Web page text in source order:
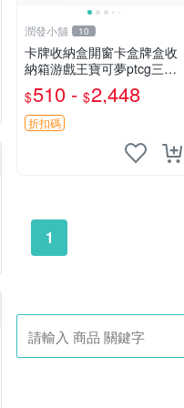
潤發小舖 10
卡牌收納盒開窗卡盒牌盒收
納箱游戲王寶可夢ptcg三國
殺海賊王dtcg
$510 - $2,448
折扣碼
1